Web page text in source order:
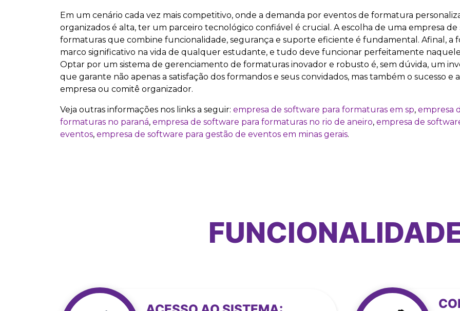
Em um cenário cada vez mais competitivo, onde a demanda por eventos de formatura
organizados é alta, ter um parceiro tecnológico confiável é crucial. A escolha de uma empresa
formaturas que combine funcionalidade, segurança e suporte eficiente é fundamental. Afinal, a
marco significativo na vida de qualquer estudante, e tudo deve funcionar perfeitamente naquele
Optar por um sistema de gerenciamento de formaturas inovador e robusto é, sem dúvida, um
que garante não apenas a satisfação dos formandos e seus convidados, mas também o sucesso e
empresa ou comitê organizador.
Veja outras informações nos links a seguir: empresa de software para formaturas em sp, empresa
formaturas no paraná, empresa de software para formaturas no rio de aneiro, empresa de
eventos, empresa de software para gestão de eventos em minas gerais.